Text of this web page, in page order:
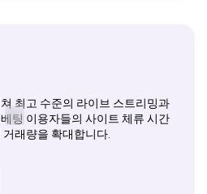
최고 수준의 라이브 스트리밍과
팅 이용자들의 사이트 체류 시간
래량을 확대합니다.